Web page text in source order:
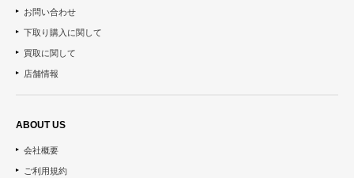
お問い合わせ
下取り購入に関して
買取に関して
店舗情報
ABOUT US
会社概要
ご利用規約